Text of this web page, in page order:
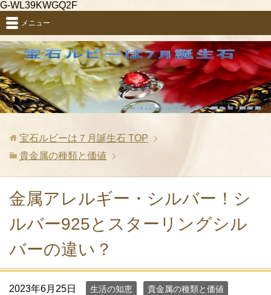
G-WL39KWGQ2F
メニュー
宝石ルビーは７月誕生石 TOP
貴金属の種類と価値
金属アレルギー・シルバー！シ
ルバー925とスターリングシル
バーの違い？
2023年6月25日 生活の知恵 貴金属の種類と価値